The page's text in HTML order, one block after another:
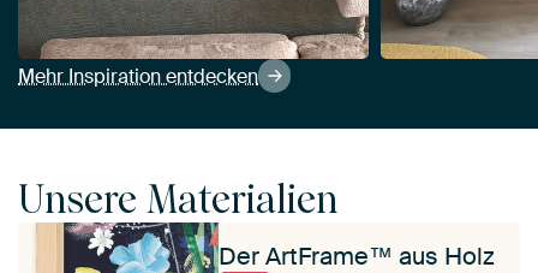
Mehr Inspiration entdecken
Unsere Materialien
Der ArtFrame™ aus Holz